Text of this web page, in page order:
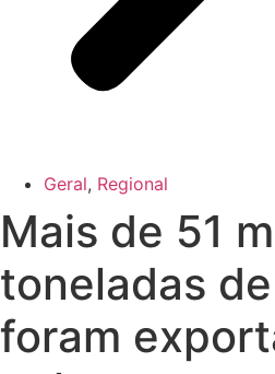
Geral, Regional
Mais de 51
toneladas
foram